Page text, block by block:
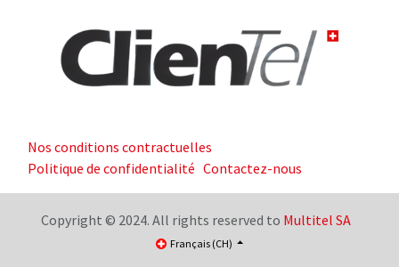
Nos conditions contractuelles
Politique de confidentialité Contactez-nous
Copyright © 2024. All rights reserved to Multitel SA
Français (CH)